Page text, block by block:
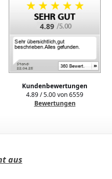
4.89
Kundenbewertungen
4.89/5.00von6559
Bewertungen
aus